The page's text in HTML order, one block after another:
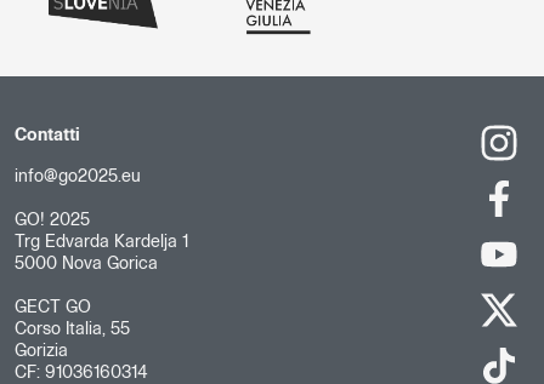
Contatti
info@go2025.eu
GO! 2025
Trg Edvarda Kardelja 1
5000 Nova Gorica
GECT GO
Corso Italia, 55
Gorizia
CF: 91036160314